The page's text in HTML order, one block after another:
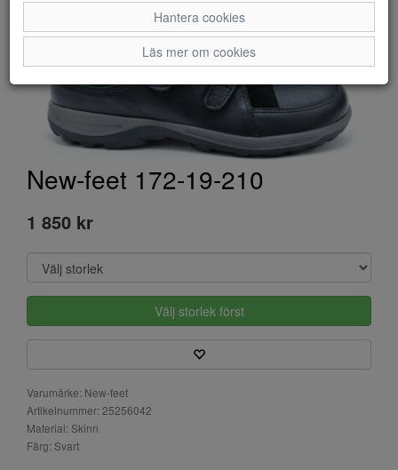
New-feet 172-19-210
1 850 kr
Välj storlek först
Varumärke: New-feet
Artikelnummer: 25256042
Material: Skinn
Färg: Svart
Hantera cookies
Läs mer om cookies